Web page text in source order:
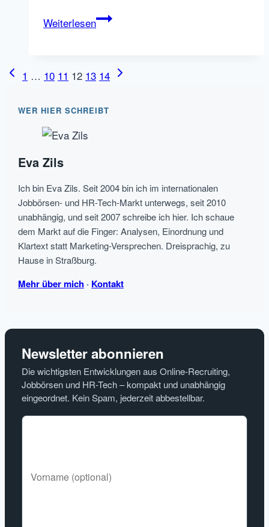
Weiterlesenstellenanzeigen.de
hohen
Seitennavigation
Vorherige
1 … 10 11 12 13 14 Nächste
WER HIER SCHREIBT
Eva Zils
Ich bin Eva Zils. Seit 2004 bin ich im internationalen
Jobbörsen- und HR-Tech-Markt unterwegs, seit 2010
unabhängig, und seit 2007 schreibe ich hier. Ich schaue
dem Markt auf die Finger: Analysen, Einordnung und
Klartext statt Marketing-Versprechen. Dreisprachig, zu
Hause in Straßburg.
Mehr über mich · Kontakt
Newsletter abonnieren
Die wichtigsten Entwicklungen aus Online-Recruiting,
Jobbörsen und HR-Tech – kompakt und unabhängig
eingeordnet. Kein Spam, jederzeit abbestellbar.